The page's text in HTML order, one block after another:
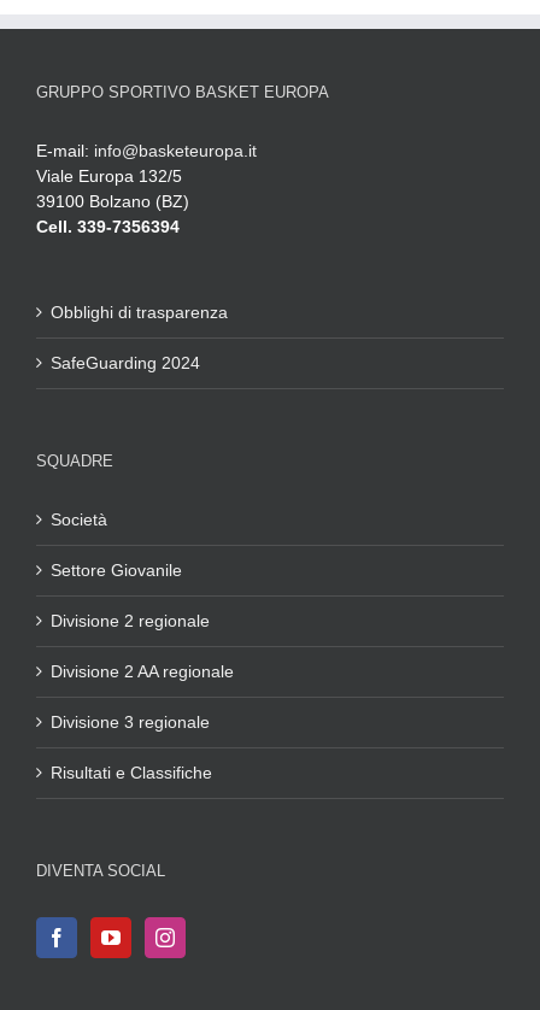
GRUPPO SPORTIVO BASKET EUROPA
E-mail: info@basketeuropa.it
Viale Europa 132/5
39100 Bolzano (BZ)
Cell. 339-7356394
Obblighi di trasparenza
SafeGuarding 2024
SQUADRE
Società
Settore Giovanile
Divisione 2 regionale
Divisione 2 AA regionale
Divisione 3 regionale
Risultati e Classifiche
DIVENTA SOCIAL